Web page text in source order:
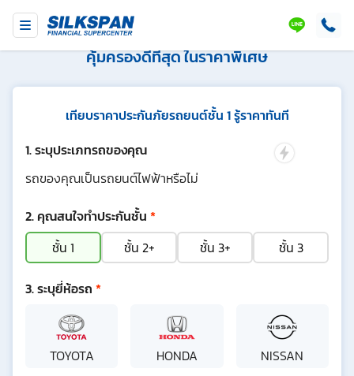
ประกันรถยนต์ชั้น 1
คุ้มครองดีที่สุด ในราคาพิเศษ
เทียบราคาประกันภัยรถยนต์ชั้น 1 รู้ราคาทันที
ระบุประเภทรถของคุณ
รถของคุณเป็นรถยนต์ไฟฟ้าหรือไม่
คุณสนใจทำประกันชั้น *
ชั้น 1
ชั้น 2+ ชั้น 3+ ชั้น 3
ระบุยี่ห้อรถ *
TOYOTA HONDA NISSAN